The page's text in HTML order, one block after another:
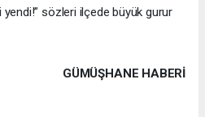
yendi!” sözleri ilçede büyük gurur
GÜMÜŞHANE HABERİ